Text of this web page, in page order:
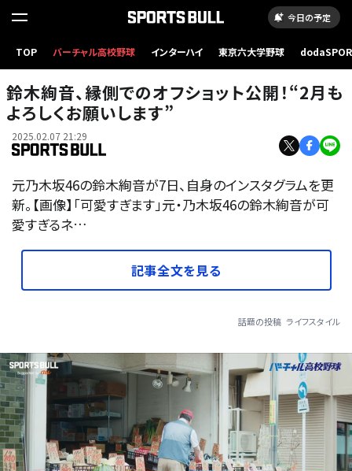
今日の予定
TOP バーチャル高校野球 インターハイ 東京六大学野球
鈴木絢音、縁側でのオフショット公開！“2月も
よろしくお願いします”
2025.02.07 21:29
元乃木坂46の鈴木絢音が7日、自身のインスタグラムを更
新。【画像】「可愛すぎます」元・乃木坂46の鈴木絢音が可
愛すぎるネ…
記事全文を見る
話題の投稿 ライフスタイル